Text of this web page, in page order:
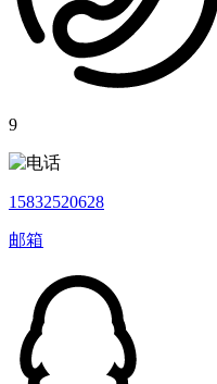
9
15832520628
邮箱